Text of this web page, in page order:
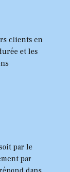
clients en
et les
par le
par